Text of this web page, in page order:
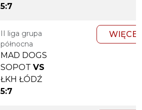
5:7
II liga grupa
północna
MAD DOGS
SOPOT VS
ŁKH ŁÓDŹ
5:7
WIĘCEJ